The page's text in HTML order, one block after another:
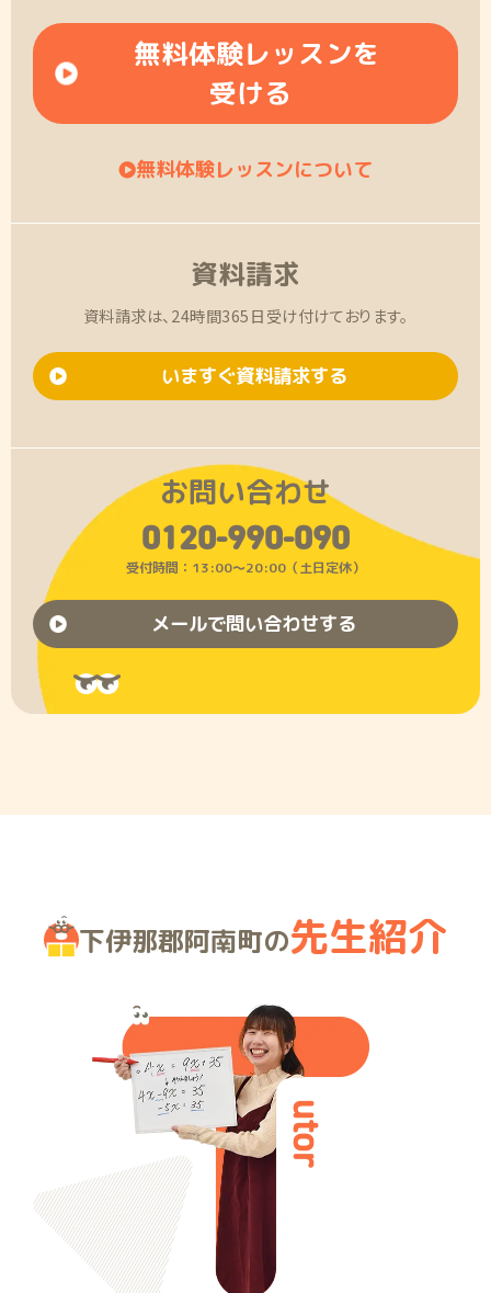
無料体験レッスンを
受ける
無料体験レッスンについて
資料請求
資料請求は、24時間365日受け付けております。
いますぐ資料請求する
お問い合わせ
0120-990-090
受付時間：13:00〜20:00（土日定休）
メールで問い合わせする
下伊那郡阿南町の先生紹介